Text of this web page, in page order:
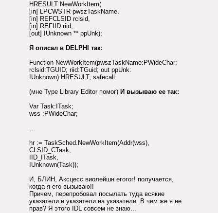
HRESULT NewWorkItem(
[in] LPCWSTR pwszTaskName,
[in] REFCLSID rclsid,
[in] REFIID riid,
[out] IUnknown ** ppUnk);
Я описал в DELPHI так:
Function NewWorkItem(pwszTaskName:PWideChar;
rclsid:TGUID; riid:TGuid; out ppUnk:
IUnknown):HRESULT; safecall;
(мне Type Library Editor помог) И вызываю ее так:
Var Task:ITask;
wss :PWideChar;
...
hr := TaskSched.NewWorkItem(Addr(wss),
CLSID_CTask,
IID_ITask,
IUnknown(Task));
И, БЛИН, Аксцесс виолейшн егогог! получается,
когда я его вызываю!!
Причем, перепробовал посылать туда всякие
указатели и указатели на указатели. В чем же я не
прав? Я этого IDL совсем не знаю...